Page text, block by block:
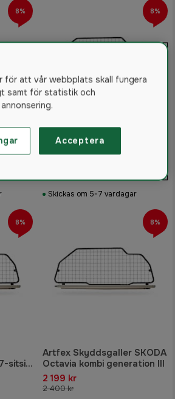
8%
Artfex Skyddsgaller KIA
Sportage generation II
2 400 kr
Skickas om 5-7 vardagar
8%
sitsig
8%
Artfex Skyddsgaller SKODA
Octavia kombi generation III
2 199 kr
2 400 kr
8%
för att vår webbplats skall fungera
samt för statistik och
Acceptera